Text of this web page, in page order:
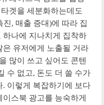
겟을 세분화하는데도
, 매출 증대)에 따라 집
하나에 지나치게 집착하
은 유저에게 노출될 거라
많이 쓰고 싶어도 콘텐
수 없고, 돈도 더 쓸 수가
이렇게 복잡하기에 보다
스북 광고를 능숙하게